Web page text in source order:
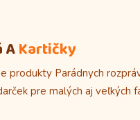
AKartičky
produkty Parádnych
pre malých aj veľkých